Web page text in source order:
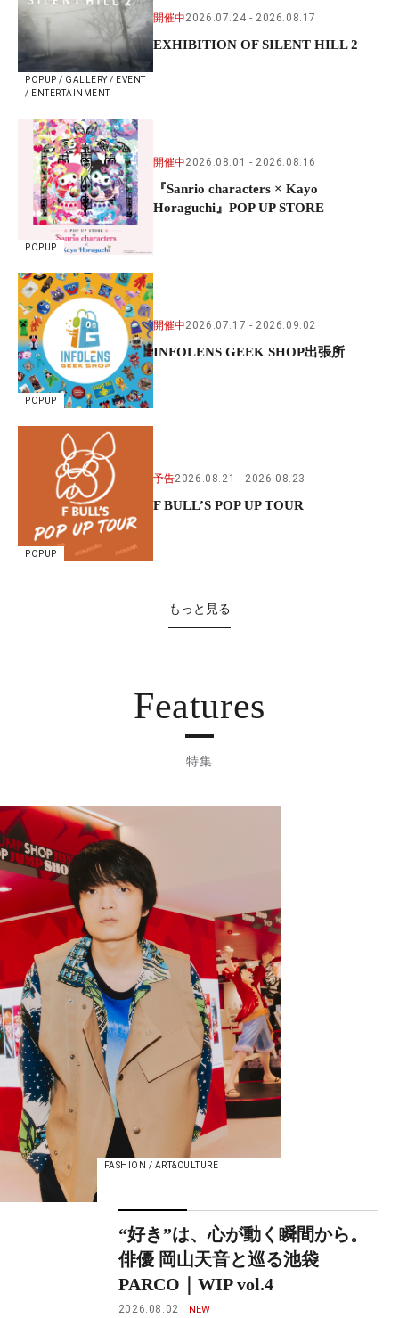
POPUP / GALLERY / EVENT
/ ENTERTAINMENT
開催中2026.07.24 2026.08.17
EXHIBITION OF SILENT HILL 2
POPUP
開催中2026.08.01 2026.08.16
『Sanrio characters × Kayo
Horaguchi』POP UP STORE
POPUP
開催中2026.07.17 2026.09.02
INFOLENS GEEK SHOP出張所
POPUP
予告2026.08.21 2026.08.23
F BULL’S POP UP TOUR
もっと見る
Features
特集
FASHION / ART&CULTURE
“好き”は、心が動く瞬間から。
俳優 岡山天音と巡る池袋
PARCO｜WIP vol.4
2026.08.02